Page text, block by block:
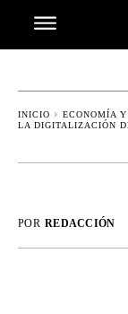
INICIO ECONOMÍA Y
LA DIGITALIZACIÓN
POR REDACCIÓN